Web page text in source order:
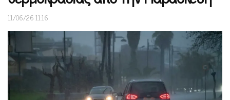
11/06/26 11:16